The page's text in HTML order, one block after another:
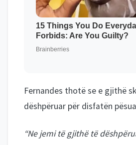
Fernandes thotë se e gjithë
dëshpëruar për disfatën
“Ne jemi të gjithë të